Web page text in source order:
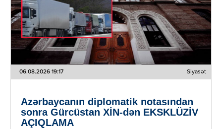
06.08.2026 19:17 Siyasət
Azərbaycanın diplomatik notasından
sonra Gürcüstan XİN-dən EKSKLÜZİV
AÇIQLAMA